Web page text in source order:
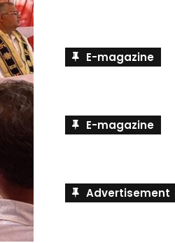
E-magazine
E-magazine
Advertisement